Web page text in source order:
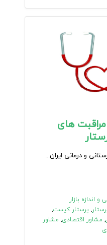
مراقبت های
و درمانی ایران...
و اندازه بازار
, پرستار کیست,
, مشاور اقتصادی, مشاور